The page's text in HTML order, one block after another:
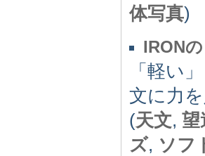
体写真)
IRON
「軽い
文に力
(天文, 望
ズ, ソフ